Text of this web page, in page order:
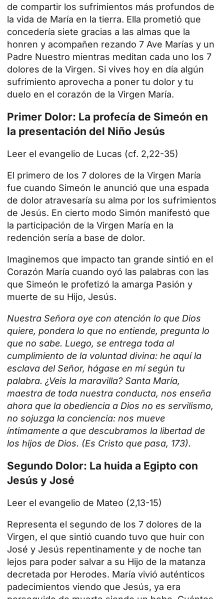
de compartir los sufrimientos más profundos de
la vida de María en la tierra. Ella prometió que
concedería siete gracias a las almas que la
honren y acompañen rezando 7 Ave Marías y un
Padre Nuestro mientras meditan cada uno los 7
dolores de la Virgen. Si vives hoy en día algún
sufrimiento aprovecha a poner tu dolor y tu
duelo en el corazón de la Virgen María.​
Primer Dolor: La profecía de Simeón en
la presentación del Niño Jesús
Leer el evangelio de Lucas (cf. 2,22-35)
El primero de los 7 dolores de la Virgen María
fue cuando Simeón le anunció que una espada
de dolor atravesaría su alma por los sufrimientos
de Jesús. En cierto modo Simón manifestó que
la participación de la Virgen María en la
redención sería a base de dolor.
Imaginemos que impacto tan grande sintió en el
Corazón María cuando oyó las palabras con las
que Simeón le profetizó la amarga Pasión y
muerte de su Hijo, Jesús.
Nuestra Señora oye con atención lo que Dios
quiere, pondera lo que no entiende, pregunta lo
que no sabe. Luego, se entrega toda al
cumplimiento de la voluntad divina: he aquí la
esclava del Señor, hágase en mí según tu
palabra. ¿Veis la maravilla? Santa María,
maestra de toda nuestra conducta, nos enseña
ahora que la obediencia a Dios no es servilismo,
no sojuzga la conciencia: nos mueve
íntimamente a que descubramos la libertad de
los hijos de Dios. (Es Cristo que pasa, 173).
Segundo Dolor: La huida a Egipto con
Jesús y José
Leer el evangelio de Mateo (2,13-15)
Representa el segundo de los 7 dolores de la
Virgen, el que sintió cuando tuvo que huir con
José y Jesús repentinamente y de noche tan
lejos para poder salvar a su Hijo de la matanza
decretada por Herodes. María vivió auténticos
padecimientos viendo que Jesús, ya era